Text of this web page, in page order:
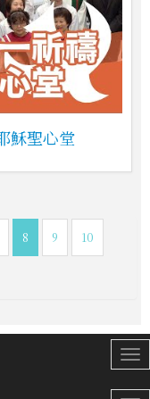
穌聖心堂
8 9 10